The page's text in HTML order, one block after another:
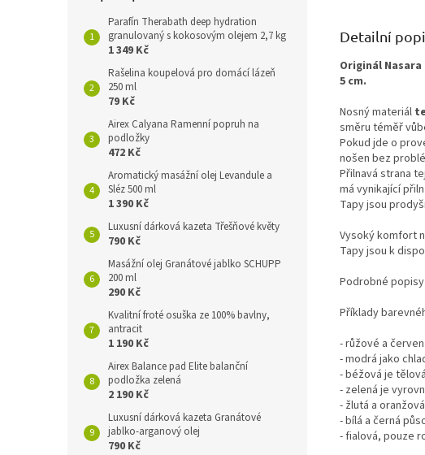
Parafín Therabath deep hydration
granulovaný s kokosovým olejem 2,7 kg
1 349 Kč
Rašelina koupelová pro domácí lázeň
250 ml
79 Kč
Airex Calyana Ramenní popruh na
podložky
472 Kč
Aromatický masážní olej Levandule a
Sléz 500 ml
1 390 Kč
Luxusní dárková kazeta Třešňové květy
790 Kč
Masážní olej Granátové jablko SCHUPP
200 ml
290 Kč
Kvalitní froté osuška ze 100% bavlny,
antracit
1 190 Kč
Airex Balance pad Elite balanční
podložka zelená
2 190 Kč
Luxusní dárková kazeta Granátové
jablko-arganový olej
790 Kč
Detailní
Originál
5 cm.
Nosný materiál
směru téměř
Pokud jde o
nošen bez
Přilnavá strana
má vynikající
Tapy jsou
Vysoký komfort
Tapy jsou k
Podrobné
Příklady
- růžové a
- modrá jako
- béžová je
- zelená je
- žlutá a
- bílá a černá
- fialová, pouze